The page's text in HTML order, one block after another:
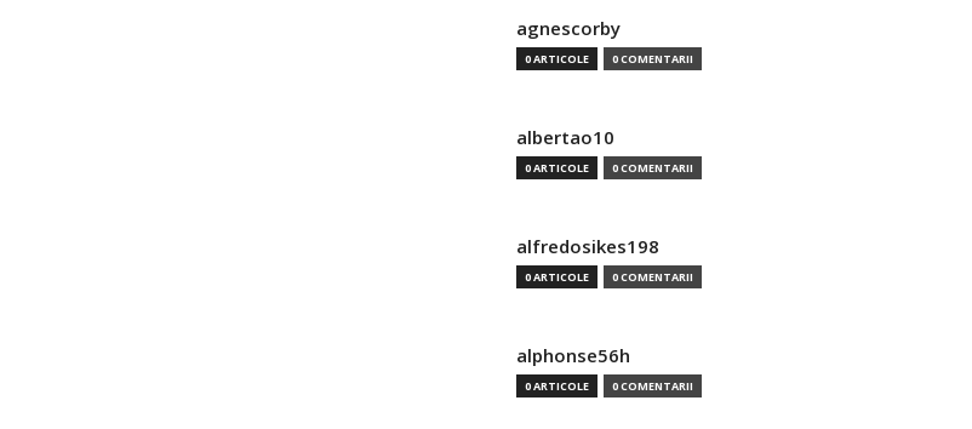
agnescorby
0 ARTICOLE 0 COMENTARII
albertao10
0 ARTICOLE 0 COMENTARII
alfredosikes198
0 ARTICOLE 0 COMENTARII
alphonse56h
0 ARTICOLE 0 COMENTARII